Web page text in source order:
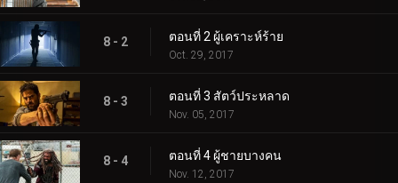
8 - 2 ตอนที่ 2 ผู้เคราะห์ร้าย
Oct. 29, 2017
8 - 3 ตอนที่ 3 สัตว์ประหลาด
Nov. 05, 2017
8 - 4 ตอนที่ 4 ผู้ชายบางคน
Nov. 12, 2017